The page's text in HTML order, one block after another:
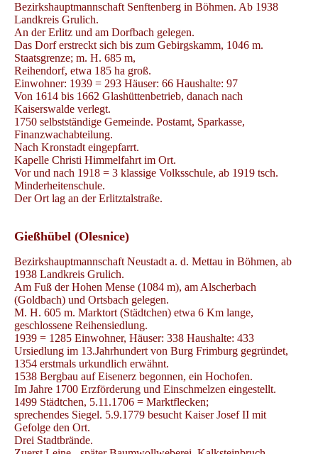
Bezirkshauptmannschaft Senftenberg in Böhmen. Ab 1938
Landkreis Grulich.
An der Erlitz und am Dorfbach gelegen.
Das Dorf erstreckt sich bis zum Gebirgskamm, 1046 m.
Staatsgrenze; m. H. 685 m,
Reihendorf, etwa 185 ha groß.
Einwohner: 1939 = 293 Häuser: 66 Haushalte: 97
Von 1614 bis 1662 Glashüttenbetrieb, danach nach
Kaiserswalde verlegt.
1750 selbstständige Gemeinde. Postamt, Sparkasse,
Finanzwachabteilung.
Nach Kronstadt eingepfarrt.
Kapelle Christi Himmelfahrt im Ort.
Vor und nach 1918 = 3 klassige Volksschule, ab 1919 tsch.
Minderheitenschule.
Der Ort lag an der Erlitztalstraße.
Gießhübel (Olesnice)
Bezirkshauptmannschaft Neustadt a. d. Mettau in Böhmen, ab
1938 Landkreis Grulich.
Am Fuß der Hohen Mense (1084 m), am Alscherbach
(Goldbach) und Ortsbach gelegen.
M. H. 605 m. Marktort (Städtchen) etwa 6 Km lange,
geschlossene Reihensiedlung.
1939 = 1285 Einwohner, Häuser: 338 Haushalte: 433
Ursiedlung im 13.Jahrhundert von Burg Frimburg gegründet,
1354 erstmals urkundlich erwähnt.
1538 Bergbau auf Eisenerz begonnen, ein Hochofen.
Im Jahre 1700 Erzförderung und Einschmelzen eingestellt.
1499 Städtchen, 5.11.1706 = Marktflecken;
sprechendes Siegel. 5.9.1779 besucht Kaiser Josef II mit
Gefolge den Ort.
Drei Stadtbrände.